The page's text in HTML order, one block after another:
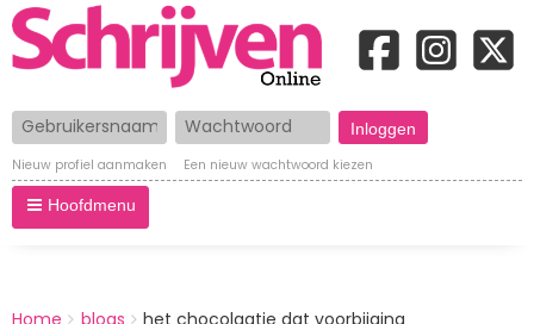
Gebruikersnaam Wachtwoord
Nieuw profiel aanmaken Een nieuw wachtwoord kiezen
Hoofdmenu
BREADCRUMBS
You